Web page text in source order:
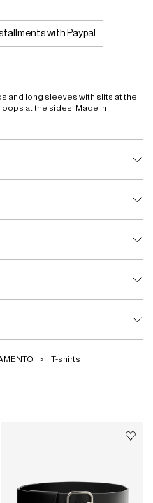
with Paypal
and long sleeves with slits at the
at the sides. Made in
T-shirts